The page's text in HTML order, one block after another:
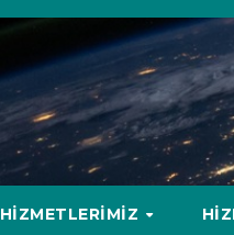
HIZMETLERIMIZ